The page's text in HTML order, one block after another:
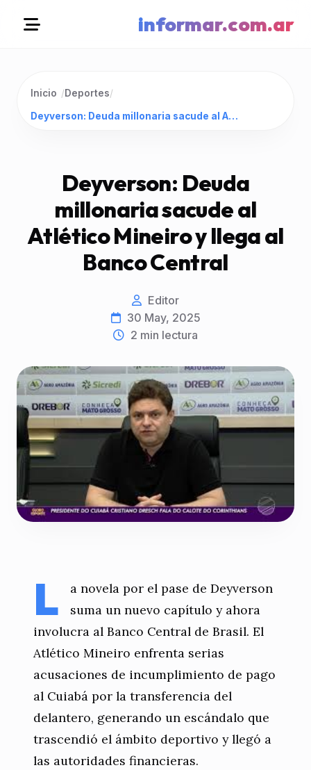
informar.com.ar
Inicio /Deportes/
Deyverson: Deuda millonaria sacude al Atlético Mineiro y llega al Banco Central
Deyverson: Deuda
millonaria sacude al
Atlético Mineiro y llega al
Banco Central
Editor
30 May, 2025
2 min lectura
L
a novela por el pase de Deyverson
suma un nuevo capítulo y ahora
involucra al Banco Central de Brasil. El
Atlético Mineiro enfrenta serias
acusaciones de incumplimiento de pago
al Cuiabá por la transferencia del
delantero, generando un escándalo que
trascendió el ámbito deportivo y llegó a
las autoridades financieras.